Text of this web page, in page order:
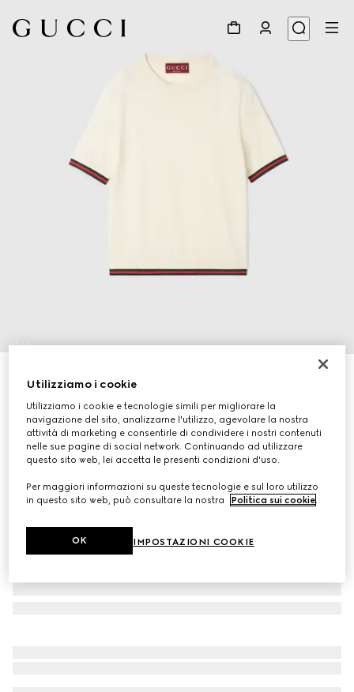
1/6
Variantebianco
Utilizziamo i cookie
Utilizziamo i cookie e tecnologie simili per migliorare la
navigazione del sito, analizzarne l'utilizzo, agevolare la nostra
attività di marketing e consentirle di condividere i nostri contenuti
nelle sue pagine di social network. Continuando ad utilizzare
questo sito web, lei accetta le presenti condizioni d'uso.
Per maggiori informazioni su queste tecnologie e sul loro utilizzo
in questo sito web, può consultare la nostra
Politica sui cookie.
IMPOSTAZIONI COOKIE
OK